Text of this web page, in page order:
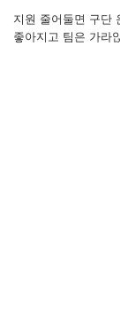
지원 줄어둘면 구단
좋아지고 팀은 가라